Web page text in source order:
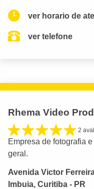
ver horario de
ver telefone
Rhema Video
2 aval.
Empresa de fotografia
geral.
Avenida Victor
Imbuia, Curitiba - PR